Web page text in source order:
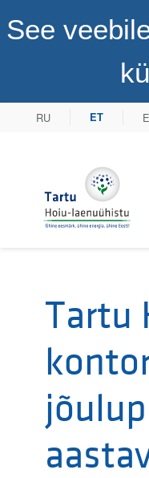
See
RU ET
Tartu
Tartu